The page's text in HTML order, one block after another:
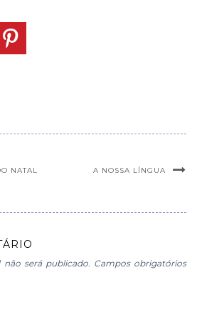
NATAL A NOSSA LÍNGUA
será publicado. Campos obrigatórios